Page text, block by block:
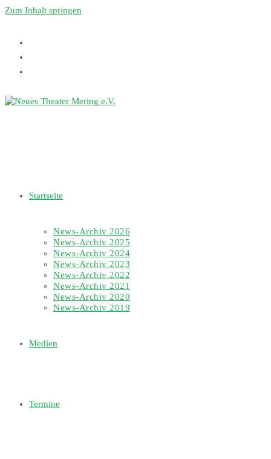
Zum Inhalt springen
Startseite
News-Archiv 2026
News-Archiv 2025
News-Archiv 2024
News-Archiv 2023
News-Archiv 2022
News-Archiv 2021
News-Archiv 2020
News-Archiv 2019
Medien
Termine